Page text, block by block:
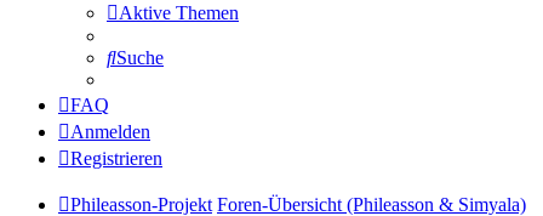
Aktive Themen
Suche
FAQ
Anmelden
Registrieren
Phileasson-Projekt Foren-Übersicht (Phileasson & Simyala)